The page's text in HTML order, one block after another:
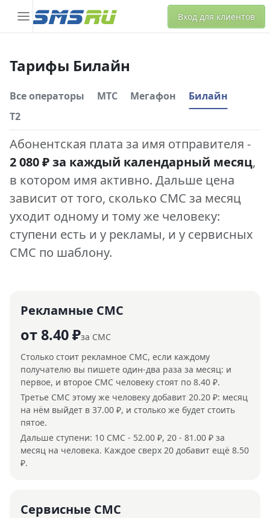
Вход для клиентов
Тарифы Билайн
Все операторы МТС Мегафон
Билайн
Т2
Абонентская плата за имя отправителя -
2 080 ₽ за каждый календарный месяц,
в котором имя активно. Дальше цена
зависит от того, сколько СМС за месяц
уходит одному и тому же человеку:
ступени есть и у рекламы, и у сервисных
СМС по шаблону.
Рекламные СМС
от 8.40 ₽за СМС
Столько стоит рекламное СМС, если каждому
получателю вы пишете один-два раза за месяц: и
первое, и второе СМС человеку стоят по 8.40 ₽.
Третье СМС этому же человеку добавит 20.20 ₽: месяц
на нём выйдет в 37.00 ₽, и столько же будет стоить
пятое.
Дальше ступени: 10 СМС - 52.00 ₽, 20 - 81.00 ₽ за
месяц на человека. Каждое сверх 20 добавит ещё 8.50
₽.
Сервисные СМС